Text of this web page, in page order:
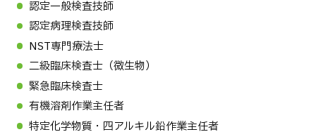
認定一般検査技師
認定病理検査技師
NST専門療法士
二級臨床検査士（微生物）
緊急臨床検査士
有機溶剤作業主任者
特定化学物質・四アルキル鉛作業主任者